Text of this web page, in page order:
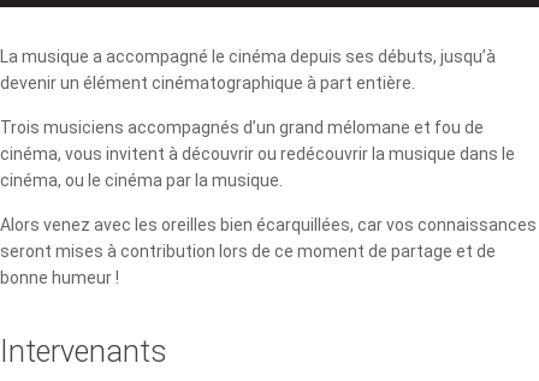
La musique a accompagné le cinéma depuis ses débuts, jusqu’à
devenir un élément cinématographique à part entière.
Trois musiciens accompagnés d’un grand mélomane et fou de
cinéma, vous invitent à découvrir ou redécouvrir la musique dans le
cinéma, ou le cinéma par la musique.
Alors venez avec les oreilles bien écarquillées, car vos connaissances
seront mises à contribution lors de ce moment de partage et de
bonne humeur !
Intervenants